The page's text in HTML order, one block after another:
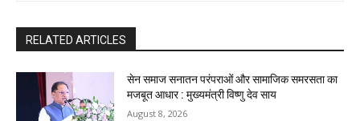
RELATED ARTICLES
सेन समाज सनातन परंपराओं और सामाजिक समरसता का
मजबूत आधार : मुख्यमंत्री विष्णु देव साय
August 8, 2026